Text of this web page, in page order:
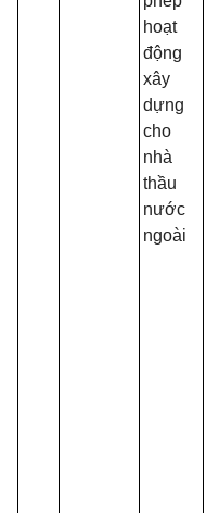
hoạt
động
xây
dựng
cho
nhà
thầu
nước
ngoài